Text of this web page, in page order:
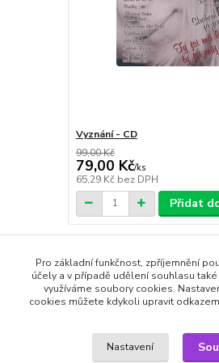
Vyznání - CD
99,00 Kč
79,00 Kč/ks
65,29 Kč bez DPH
Přidat
Zboží zařazeno v kategoriích
CD AUDIO
Český Rock & Pop
Pro základní funkčnost, zpříjemnění
účely a v případě udělení souhlasu
využíváme soubory cookies.
cookies můžete kdykoli upravit
Nastavení